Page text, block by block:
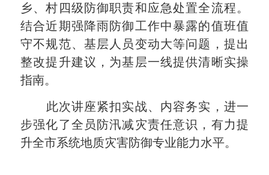
乡、村四级防御职责和应急处置全流程。
结合近期强降雨防御工作中暴露的值班值
守不规范、基层人员变动大等问题，提出
整改提升建议，为基层一线提供清晰实操
指南。
此次讲座紧扣实战、内容务实，进一
步强化了全员防汛减灾责任意识，有力提
升全市系统地质灾害防御专业能力水平。